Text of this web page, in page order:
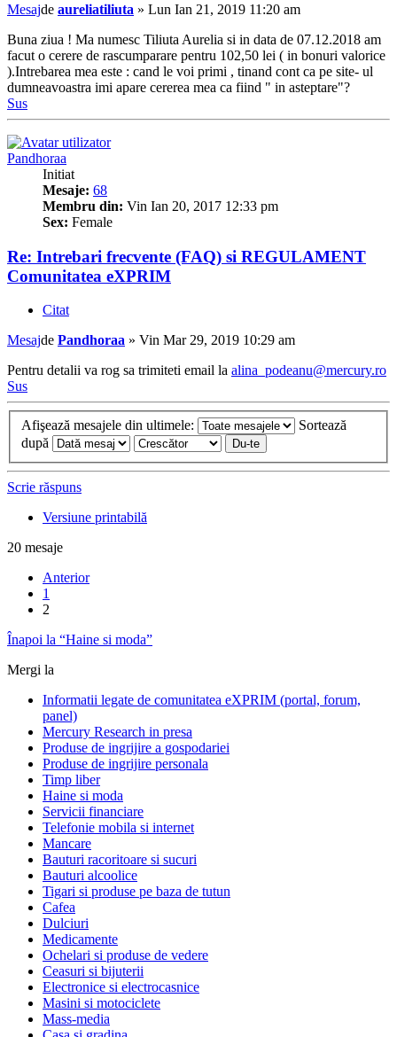
Mesajde aureliatiliuta » Lun Ian 21, 2019 11:20 am
Buna ziua ! Ma numesc Tiliuta Aurelia si in data de 07.12.2018 am
facut o cerere de rascumparare pentru 102,50 lei ( in bonuri valorice
).Intrebarea mea este : cand le voi primi , tinand cont ca pe site- ul
dumneavoastra imi apare cererea mea ca fiind " in asteptare"?
Sus
Pandhoraa
Initiat
Mesaje: 68
Membru din: Vin Ian 20, 2017 12:33 pm
Sex: Female
Re: Intrebari frecvente (FAQ) si REGULAMENT
Comunitatea eXPRIM
Citat
Mesajde Pandhoraa » Vin Mar 29, 2019 10:29 am
Pentru detalii va rog sa trimiteti email la alina_podeanu@mercury.ro
Sus
Afişează mesajele din ultimele:
Sortează
după
Scrie răspuns
Versiune printabilă
20 mesaje
Anterior
1
2
Înapoi la “Haine si moda”
Mergi la
Informatii legate de comunitatea eXPRIM (portal, forum,
panel)
Mercury Research in presa
Produse de ingrijire a gospodariei
Produse de ingrijire personala
Timp liber
Haine si moda
Servicii financiare
Telefonie mobila si internet
Mancare
Bauturi racoritoare si sucuri
Bauturi alcoolice
Tigari si produse pe baza de tutun
Cafea
Dulciuri
Medicamente
Ochelari si produse de vedere
Ceasuri si bijuterii
Electronice si electrocasnice
Masini si motociclete
Mass-media